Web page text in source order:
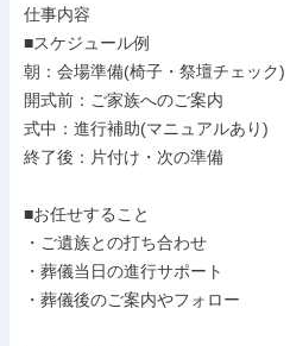
仕事内容
■スケジュール例
朝：会場準備(椅子・祭壇チェック)
開式前：ご家族へのご案内
式中：進行補助(マニュアルあり)
終了後：片付け・次の準備
■お任せすること
・ご遺族との打ち合わせ
・葬儀当日の進行サポート
・葬儀後のご案内やフォロー